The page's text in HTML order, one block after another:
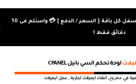
واتساب
السرعة ∞
✅ اطلب الخدمة بنفسك 👆 اسفل كل باقة [ السعر / الدفع ] 💳 واستلم فى 10
دقائق فقط !
لوحة تحكم السي بانيل CPANEL
في مطروح, انشاء ايميلات تجارية , عمل ايميلات